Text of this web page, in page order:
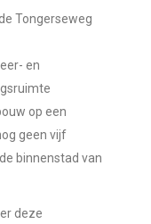
Tongerseweg
en
op een
geen vijf
binnenstad van
deze